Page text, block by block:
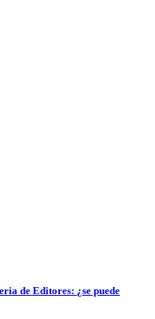
de Editores: ¿se puede